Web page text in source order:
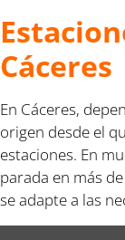
Cáceres
En Cáceres,
origen desde el
estaciones. En
parada en más
se adapte a las